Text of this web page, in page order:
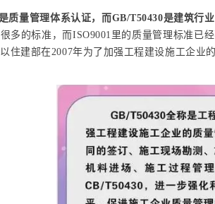
质量管理体系认证，而GB/T50430是建筑行
多的标准，而ISO9001里的质量管理标准已
住建部在2007年为了加强工程建设施工企业